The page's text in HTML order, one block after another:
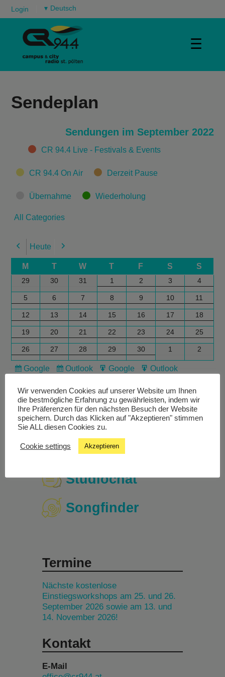
Login ▾
☰
Sendeplan
Sendungen im September 2022
CategoriesCR 94.4 Live - Festivals & Events
CR 94.4 On Air Derzeit Pause
Übernahme Wiederholung
All Categories
Previous
Heute Next
M T W T F S S
29 30 31 1 2 3 4
5 6 7 8 9 10 11
12 13 14 15 16 17 18
19 20 21 22 23 24 25
26 27 28 29 30 1 2
Subscribe
Google
Subscribe
Outlook
Export
Google
Export
Outlook
Livestream
Studiochat
Songfinder
Termine
Nächste kostenlose
Einstiegsworkshops am 25. und 26.
September 2026 sowie am 13. und
14. November 2026!
Kontakt
E-Mail
Wir verwenden Cookies auf unserer Website um Ihnen
die bestmögliche Erfahrung zu gewährleisten, indem wir
Ihre Präferenzen für den nächsten Besuch der Website
speichern. Durch das Klicken auf "Akzeptieren" stimmen
Sie ALL diesen Cookies zu.
Cookie settings Akzeptieren